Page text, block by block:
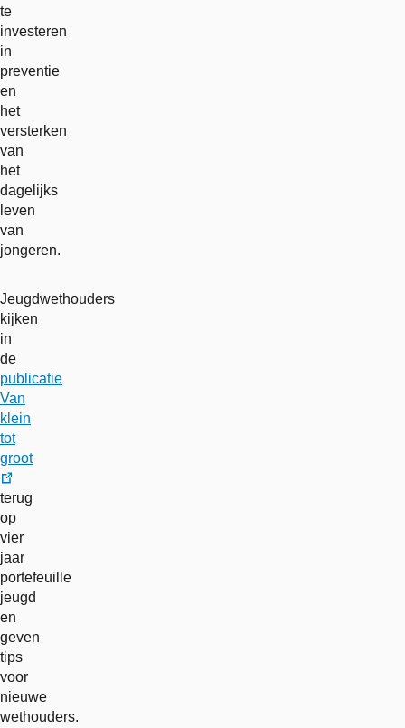
te
investeren
in
preventie
en
het
versterken
van
het
dagelijks
leven
van
jongeren.
Jeugdwethouders
kijken
in
de
publicatie
Van
klein
tot
groot
externe
link
terug
op
vier
jaar
portefeuille
jeugd
en
geven
tips
voor
nieuwe
wethouders.